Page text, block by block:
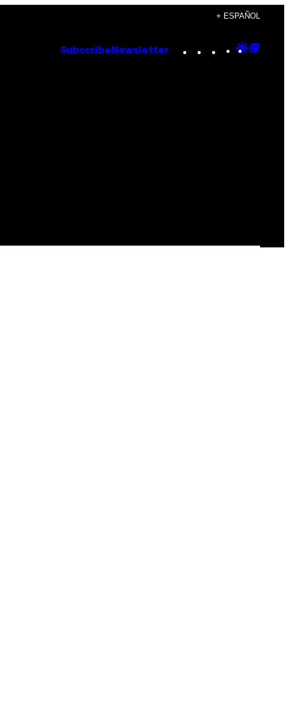
+ ESPAÑOL
Subscribe Newsletter Instagram
TikTok
YouTube
Google